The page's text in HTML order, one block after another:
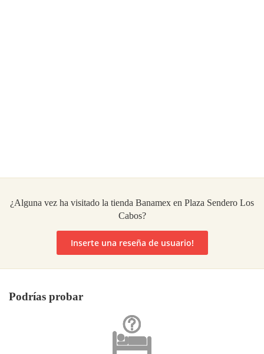
¿Alguna vez ha visitado la tienda Banamex en Plaza Sendero Los
Cabos?
Inserte una reseña de usuario!
Podrías probar